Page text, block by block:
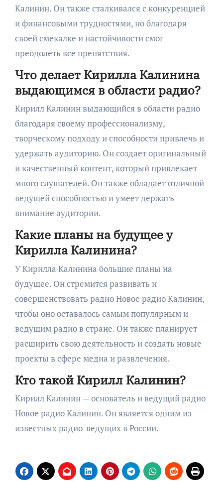
Калинин. Он также сталкивался с конкуренцией
и финансовыми трудностями, но благодаря
своей смекалке и настойчивости смог
преодолеть все препятствия.
Что делает Кирилла Калинина
выдающимся в области радио?
Кирилл Калинин выдающийся в области радио
благодаря своему профессионализму,
творческому подходу и способности привлечь и
удержать аудиторию. Он создает оригинальный
и качественный контент, который привлекает
много слушателей. Он также обладает отличной
ведущей способностью и умеет держать
внимание аудитории.
Какие планы на будущее у
Кирилла Калинина?
У Кирилла Калинина большие планы на
будущее. Он стремится развивать и
совершенствовать радио Новое радио Калинин,
чтобы оно оставалось самым популярным и
ведущим радио в стране. Он также планирует
расширить свою деятельность и создать новые
проекты в сфере медиа и развлечения.
Кто такой Кирилл Калинин?
Кирилл Калинин — основатель и ведущий радио
Новое радио Калинин. Он является одним из
известных радио-ведущих в России.